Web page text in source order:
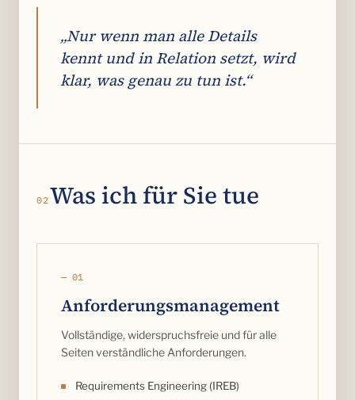
„Nur wenn man alle Details
kennt und in Relation setzt, wird
klar, was genau zu tun ist.“
02Was ich für Sie tue
— 01
Anforderungs­management
Vollständige, widerspruchsfreie und für alle
Seiten verständliche Anforderungen.
Requirements Engineering (IREB)